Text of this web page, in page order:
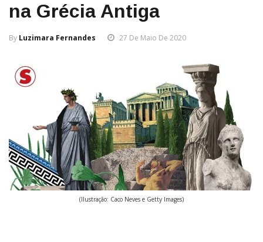
na Grécia Antiga
By Luzimara Fernandes 27 De Maio De 2020
(Ilustração: Caco Neves e Getty Images)